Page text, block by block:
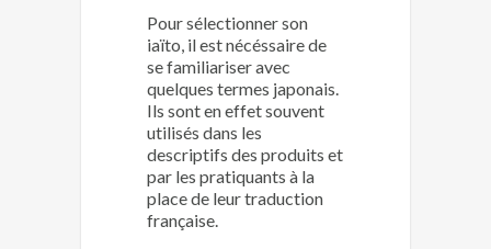
Pour sélectionner son
iaïto, il est nécéssaire de
se familiariser avec
quelques termes japonais.
Ils sont en effet souvent
utilisés dans les
descriptifs des produits et
par les pratiquants à la
place de leur traduction
française.